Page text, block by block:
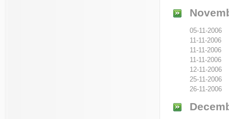
05-11-2006
11-11-2006
11-11-2006
11-11-2006
12-11-2006
25-11-2006
26-11-2006